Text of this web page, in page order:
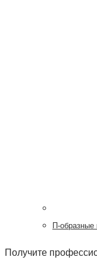
П-образные
Получите